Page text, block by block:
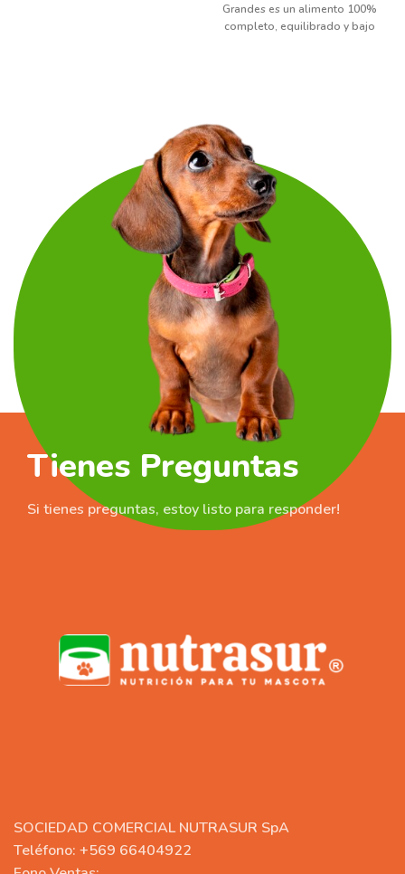
Grandes es un alimento 100%
completo, equilibrado y bajo
para su perro. Todo para que
disfrute de una comida segura,
completa y saludable.
Tienes Preguntas
Si tienes preguntas, estoy listo para responder!
SOCIEDAD COMERCIAL NUTRASUR SpA
Teléfono: +569 66404922